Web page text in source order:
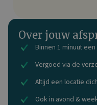
Over jouw
Binnen 1 minuut
Vergoed via de
Altijd een locatie
Ook in avond &